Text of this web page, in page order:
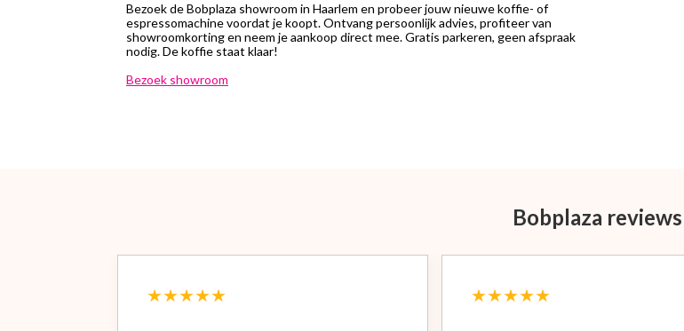
Bezoek de Bobplaza showroom in Haarlem en probeer jouw nieuwe koffie- of
espressomachine voordat je koopt. Ontvang persoonlijk advies, profiteer van
showroomkorting en neem je aankoop direct mee. Gratis parkeren, geen afspraak
nodig. De koffie staat klaar!
Bezoek showroom
Bobplaza reviews
★★★★★ ★★★★★